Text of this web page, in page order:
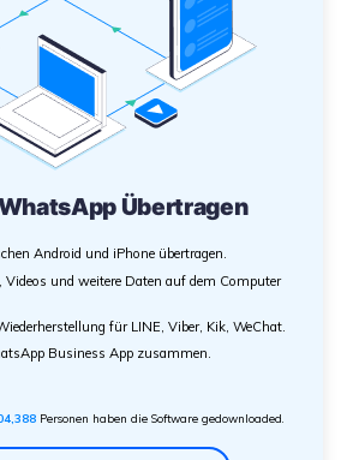
Übertragen
Android und iPhone übertragen.
und weitere Daten auf dem Computer
für LINE, Viber, Kik, WeChat.
Business App zusammen.
Personen haben die Software gedownloaded.